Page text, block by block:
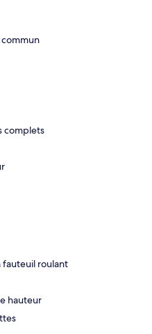
commun
complets
fauteuil roulant
hauteur